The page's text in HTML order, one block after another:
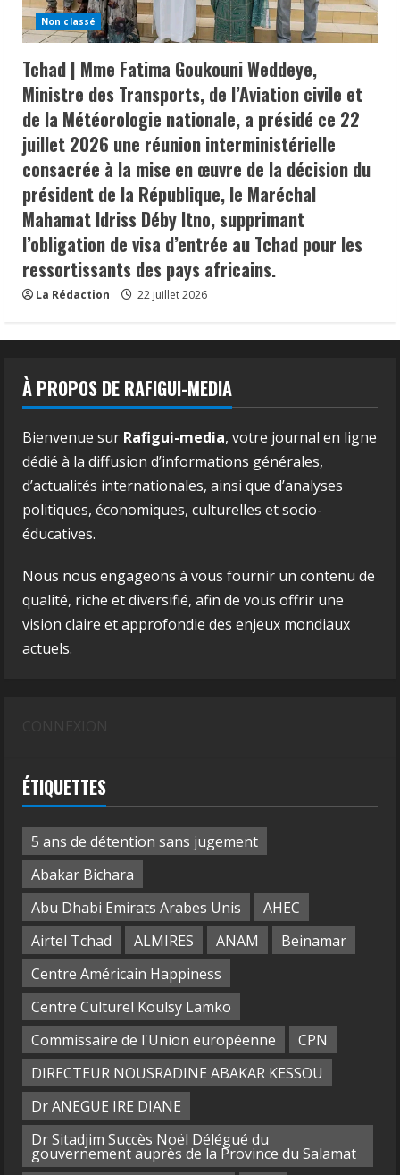
Non classé
Tchad | Mme Fatima Goukouni Weddeye,
Ministre des Transports, de l’Aviation civile et
de la Météorologie nationale, a présidé ce 22
juillet 2026 une réunion interministérielle
consacrée à la mise en œuvre de la décision du
président de la République, le Maréchal
Mahamat Idriss Déby Itno, supprimant
l’obligation de visa d’entrée au Tchad pour les
ressortissants des pays africains.
La Rédaction 22 juillet 2026
À PROPOS DE RAFIGUI-MEDIA
Bienvenue sur Rafigui-media, votre journal en ligne
dédié à la diffusion d’informations générales,
d’actualités internationales, ainsi que d’analyses
politiques, économiques, culturelles et socio-
éducatives.
Nous nous engageons à vous fournir un contenu de
qualité, riche et diversifié, afin de vous offrir une
vision claire et approfondie des enjeux mondiaux
actuels.
ÉTIQUETTES
5 ans de détention sans jugement
Abakar Bichara
Abu Dhabi Emirats Arabes Unis
AHEC
Airtel Tchad
ALMIRES ANAM
Beinamar
Centre Américain Happiness
Centre Culturel Koulsy Lamko
Commissaire de l'Union européenne
CPN
DIRECTEUR NOUSRADINE ABAKAR KESSOU
Dr ANEGUE IRE DIANE
Dr Sitadjim Succès Noël Délégué du
gouvernement auprès de la Province du Salamat